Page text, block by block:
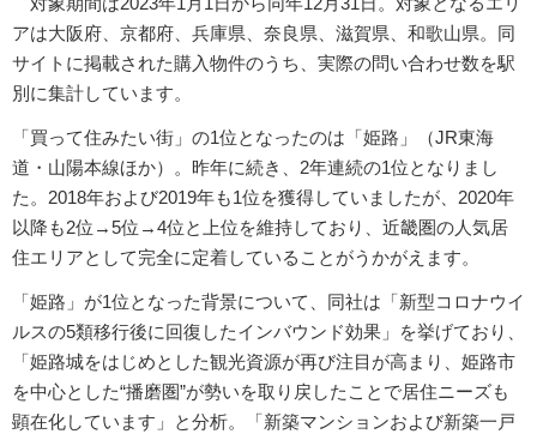
アは大阪府、京都府、兵庫県、奈良県、滋賀県、和歌山県。同
サイトに掲載された購入物件のうち、実際の問い合わせ数を駅
別に集計しています。
「買って住みたい街」の1位となったのは「姫路」（JR東海
道・山陽本線ほか）。昨年に続き、2年連続の1位となりまし
た。2018年および2019年も1位を獲得していましたが、2020年
以降も2位→5位→4位と上位を維持しており、近畿圏の人気居
住エリアとして完全に定着していることがうかがえます。
「姫路」が1位となった背景について、同社は「新型コロナウイ
ルスの5類移行後に回復したインバウンド効果」を挙げており、
「姫路城をはじめとした観光資源が再び注目が高まり、姫路市
を中心とした“播磨圏”が勢いを取り戻したことで居住ニーズも
顕在化しています」と分析。「新築マンションおよび新築一戸